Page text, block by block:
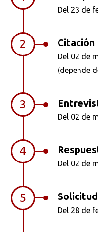
Del 23 de
2
Del 02 de
(depende
3
Del 02 de
4
Del 02 de
5
Del 28 de